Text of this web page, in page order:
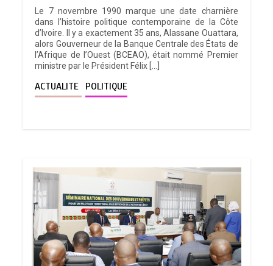
Le 7 novembre 1990 marque une date charnière
dans l’histoire politique contemporaine de la Côte
d’Ivoire. Il y a exactement 35 ans, Alassane Ouattara,
alors Gouverneur de la Banque Centrale des États de
l’Afrique de l’Ouest (BCEAO), était nommé Premier
ministre par le Président Félix […]
ACTUALITE POLITIQUE